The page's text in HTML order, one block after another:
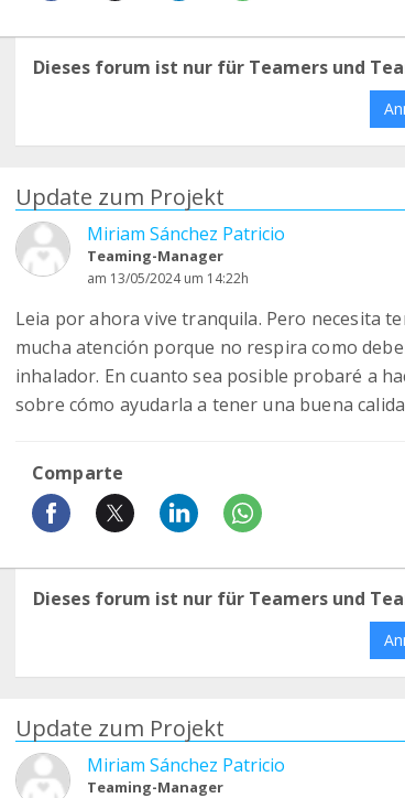
Dieses forum ist nur für Teamers und
Update zum Projekt
Miriam Sánchez Patricio
Teaming-Manager
am 13/05/2024 um 14:22h
Leia por ahora vive tranquila. Pero necesita
mucha atención porque no respira como
inhalador. En cuanto sea posible probaré a
sobre cómo ayudarla a tener una buena
Comparte
Dieses forum ist nur für Teamers und
Update zum Projekt
Miriam Sánchez Patricio
Teaming-Manager